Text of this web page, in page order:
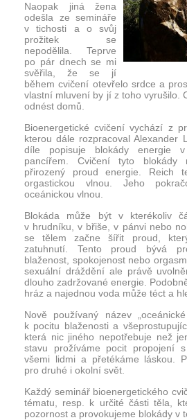
Naopak jiná žena
odešla ze semináře
v tichosti a o svůj
prožitek se
nepodělila. Teprve
po pár dnech se mi
svěřila, že se jí
během cvičení otevřelo srdce a
vlastní mluvení by jí z toho vyrušilo.
odnést domů.
Bioenergetické cvičení vychází z
kterou dále rozpracoval Alexander
díle popisuje blokády energie
pancířem. Cvičení tyto blokády
přirozený proud energie. Reich
orgastickou vlnou. Jeho
oceánickou vlnou.
Blokáda může být v kterékoliv
v hrudníku, v břiše, v pánvi nebo
se tělem začne šířit proud,
zatuhnutí. Tento proud bývá
blaženost, spokojenost nebo
sexuální dráždění ale právě
dlouho zadržované energie.
hráz a najednou voda může téct a
Nově používaný název
k pocitu blaženosti a
která nic jiného nepotřebuje než
stavu prožíváme pocit propojení
všemi lidmi a přetékáme láskou.
pro druhé i okolní svět.
Každý seminář bioenergetického
tématu, resp. k určité části těla,
pozornost a provokujeme blokády v